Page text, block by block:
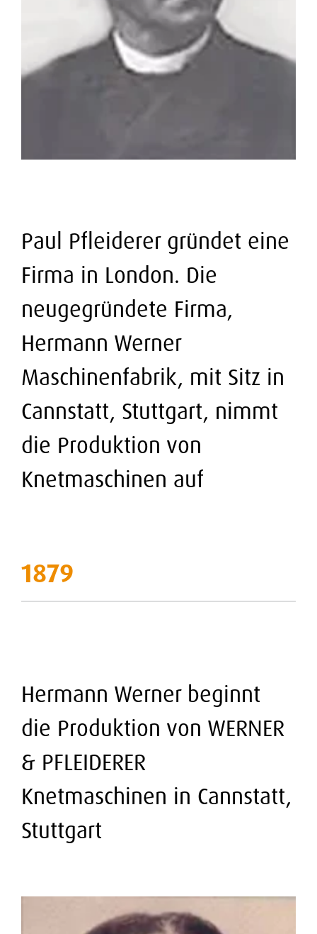
Paul Pfleiderer gründet eine
Firma in London. Die
neugegründete Firma,
Hermann Werner
Maschinenfabrik, mit Sitz in
Cannstatt, Stuttgart, nimmt
die Produktion von
Knetmaschinen auf
1879
Hermann Werner beginnt
die Produktion von WERNER
& PFLEIDERER
Knetmaschinen in Cannstatt,
Stuttgart